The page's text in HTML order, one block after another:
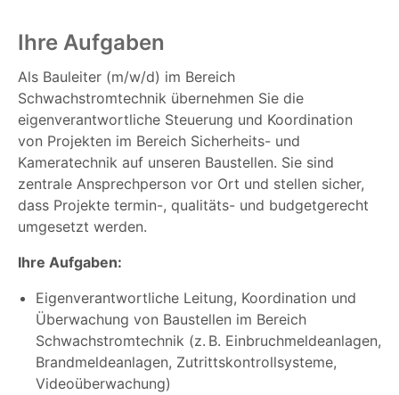
Ihre Aufgaben
Als Bauleiter (m/w/d) im Bereich
Schwachstromtechnik übernehmen Sie die
eigenverantwortliche Steuerung und Koordination
von Projekten im Bereich Sicherheits- und
Kameratechnik auf unseren Baustellen. Sie sind
zentrale Ansprechperson vor Ort und stellen sicher,
dass Projekte termin-, qualitäts- und budgetgerecht
umgesetzt werden.
Ihre Aufgaben:
Eigenverantwortliche Leitung, Koordination und
Überwachung von Baustellen im Bereich
Schwachstromtechnik (z. B. Einbruchmeldeanlagen,
Brandmeldeanlagen, Zutrittskontrollsysteme,
Videoüberwachung)